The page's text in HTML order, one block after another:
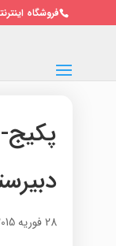
فروشگاه اینترنتی پرواز
28 فوریه 2015